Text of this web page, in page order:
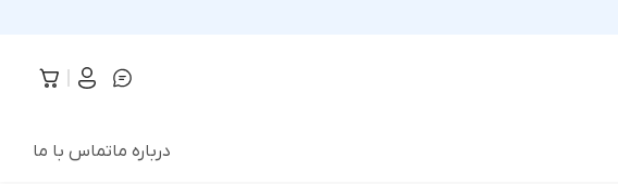
درباره ماتماس با ما